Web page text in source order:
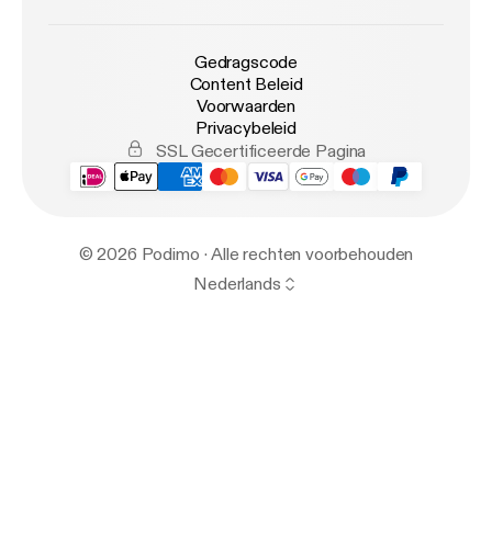
Gedragscode
Content Beleid
Voorwaarden
Privacybeleid
SSL Gecertificeerde Pagina
© 2026 Podimo · Alle rechten voorbehouden
Nederlands